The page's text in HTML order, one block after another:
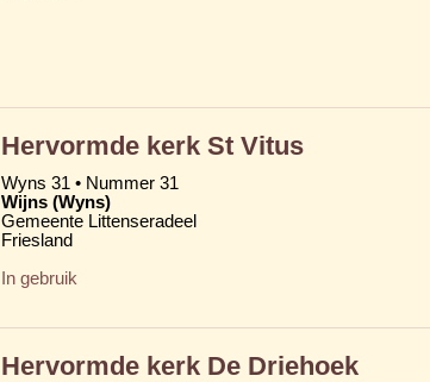
Hervormde kerk St Vitus
Wyns 31 • Nummer 31
Wijns (Wyns)
Gemeente Littenseradeel
Friesland
In gebruik
Hervormde kerk De Driehoek